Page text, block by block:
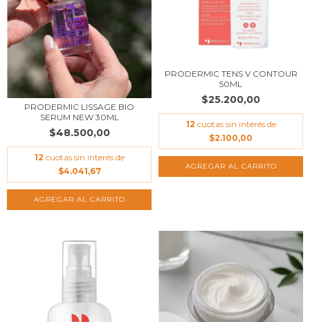
PRODERMIC LISSAGE BIO
SERUM NEW 30ML
$48.500,00
12 cuotas sin interés de
$4.041,67
PRODERMIC TENS V CONTOUR
50ML
$25.200,00
12 cuotas sin interés de
$2.100,00